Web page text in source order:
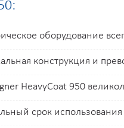
оборудование
конструкция и
HeavyCoat 950
срок использования